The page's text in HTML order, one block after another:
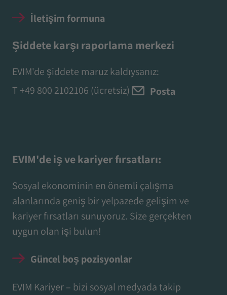
İletişim formuna
Şiddete karşı raporlama merkezi
EVIM'de şiddete maruz kaldıysanız:
T +49 800 2102106 (ücretsiz) Posta
EVIM'de iş ve kariyer fırsatları:
Sosyal ekonominin en önemli çalışma
alanlarında geniş bir yelpazede gelişim ve
kariyer fırsatları sunuyoruz. Size gerçekten
uygun olan işi bulun!
Güncel boş pozisyonlar
EVIM Kariyer – bizi sosyal medyada takip